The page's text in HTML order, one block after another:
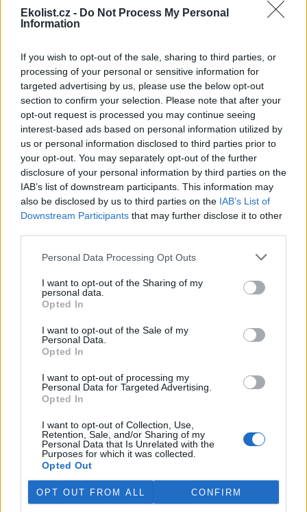
Ekolist.cz - Do Not Process My Personal
Information
If you wish to opt-out of the sale, sharing to third parties, or
processing of your personal or sensitive information for
targeted advertising by us, please use the below opt-out
section to confirm your selection. Please note that after your
opt-out request is processed you may continue seeing
interest-based ads based on personal information utilized by
us or personal information disclosed to third parties prior to
your opt-out. You may separately opt-out of the further
disclosure of your personal information by third parties on the
IAB’s list of downstream participants. This information may
also be disclosed by us to third parties on the IAB’s List of
Downstream Participants that may further disclose it to other
Personal Data Processing Opt Outs
I want to opt-out of the Sharing of my
personal data.
Opted In
I want to opt-out of the Sale of my
Personal Data.
Opted In
I want to opt-out of processing my
Personal Data for Targeted Advertising.
Opted In
I want to opt-out of Collection, Use,
Retention, Sale, and/or Sharing of my
Personal Data that Is Unrelated with the
Purposes for which it was collected.
Opted Out
OPT OUT FROM ALL CONFIRM
kontrolovat povolené odběry. Výzva k šetření vodou platí pro
všechny obce spadající pod Jihlavu jako obec s rozšířenou
Celníci odhalili gang překupníků papoušků, zajistili
stovku ptáků
5.8.2026 20:13 (ČTK)
Celníci odhalili gang
překupníků chráněných druhů
papoušků působící v několika
krajích a zajistili asi stovku
ptáků. S odchytem a
zajištěním zvířat celníkům pomohly zoo v Praze, Zlíně a Ostravě. V
ostravské zahradě také papoušci nalezli dočasné útočiště. V
tiskové zprávě nawebucelníků to oznámila mluvčí Celní správy ČR
Martina Kaňková. Případem se zabývá policie.
Island vyhostí aktivisty bojující proti lovu velryb,
pronásledovali velrybáře
5.8.2026 19:54 ( ČTK)
Islandské úřady nařídily
poté, co minulý týden
pobřežní stráž s policií zabavily
jejich loď, která pronásledovala velrybářské plavidlo. Pasažéři lodi
Watsona jsou od té doby zadržováni v Reykjavíku. Sám Watson na
palubě nebyl. Píše o tom agentura AFP s odvoláním na islandskou
policii.
Záchranná stanice v Praze přijímá kvůli vedrům více
volně žijících zvířat
5.8.2026 17:40 | PRAHA (
Kvůli vysokým letním
teplotám pracovníci pražské
záchranné stanice pro volně